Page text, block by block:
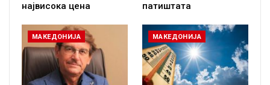
највисока цена
патиштата
МАКЕДОНИЈА МАКЕДОНИЈА